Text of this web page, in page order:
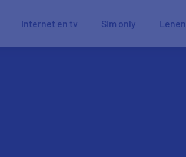
Internet en tv Sim only Lenen